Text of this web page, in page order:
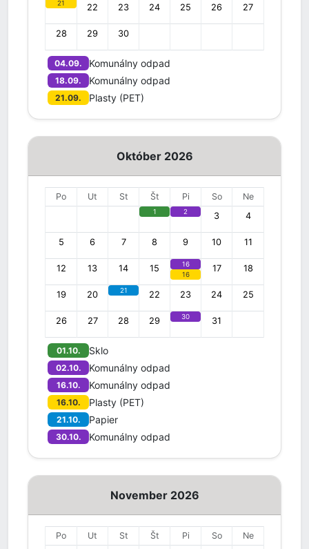
21 22 23 24 25 26 27
28 29 30
04.09. Komunálny odpad
18.09. Komunálny odpad
21.09. Plasty (PET)
Október 2026
Po Ut St Št Pi So Ne
1 2 3 4
5 6 7 8 9 10 11
12 13 14 15
16
16
17 18
19 20 21 22 23 24 25
26 27 28 29 30 31
01.10. Sklo
02.10. Komunálny odpad
16.10. Komunálny odpad
16.10. Plasty (PET)
21.10. Papier
30.10. Komunálny odpad
November 2026
Po Ut St Št Pi So
Ne